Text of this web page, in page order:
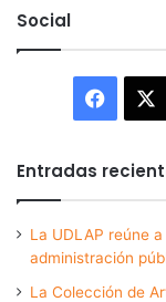
Social
Entradas
La UDLAP reúne
administración
La Colección de